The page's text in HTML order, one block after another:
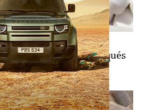
de 4 personnes impliqués
trafic de drogues